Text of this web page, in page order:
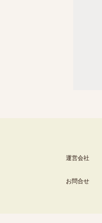
運営会社
お問合せ